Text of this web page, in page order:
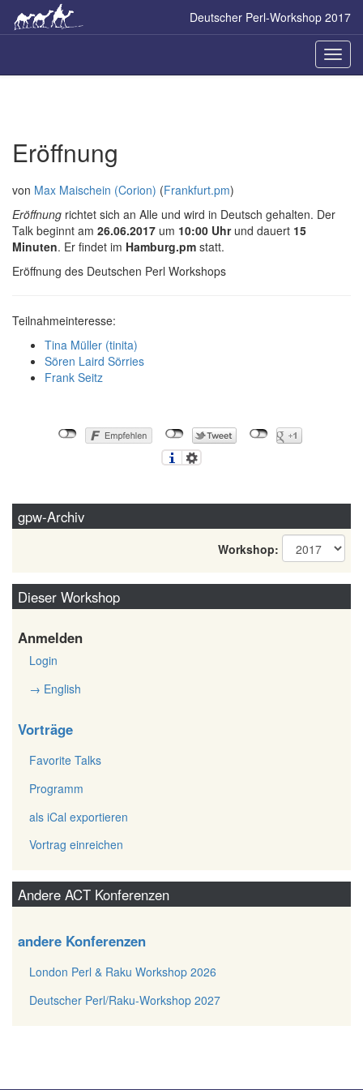
main
Deutscher Perl-Workshop 2017
ein-/
Eröffnung
von Max Maischein (‎Corion‎) (Frankfurt.pm)
Eröffnung richtet sich an Alle und wird in Deutsch gehalten. Der
Talk beginnt am 26.06.2017 um 10:00 Uhrund dauert 15
Minuten. Er findet im Hamburg.pm statt.
Eröffnung des Deutschen Perl Workshops
Teilnahmeinteresse:
Tina Müller (‎tinita‎)
Sören Laird Sörries
Frank Seitz
gpw-Archiv
Workshop:
Dieser Workshop
Anmelden
Login
→ English
Vorträge
Favorite Talks
Programm
als iCal exportieren
Vortrag einreichen
Andere ACT Konferenzen
andere Konferenzen
London Perl & Raku Workshop 2026
Deutscher Perl/Raku-Workshop 2027